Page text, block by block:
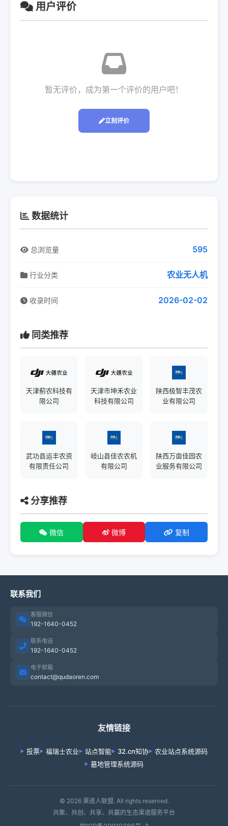
用户评价
暂无评价，成为第一个评价的用户吧！
立刻评价
数据统计
总浏览量 595
行业分类 农业无人机
收录时间 2026-02-02
同类推荐
天津蓟农科技有
限公司
天津市坤禾农业
科技有限公司
陕西极智丰茂农
业有限公司
武功县运丰农资
有限责任公司
岐山县佳农农机
有限公司
陕西万亩佳园农
业服务有限公司
分享推荐
微信 微博 复制
联系我们
客服微信
192-1640-0452
联系电话
192-1640-0452
电子邮箱
contact@qudaoren.com
友情链接
投票 福瑞士农业 站点智能 32.cn知协
农业站点系统源码
墓地管理系统源码
© 2026 渠道人联盟. All rights reserved.
共聚、共创、共享、共赢的生态渠道服务平台